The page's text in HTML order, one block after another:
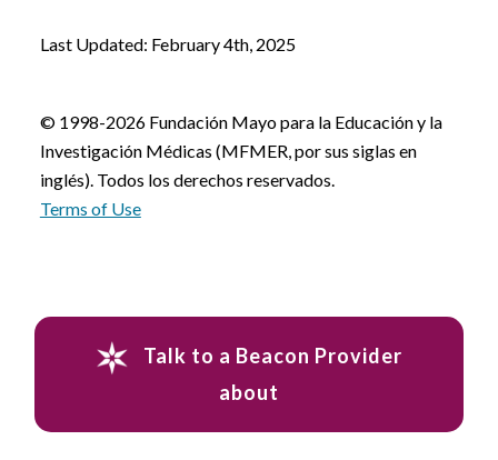
Last Updated: February 4th, 2025
© 1998-2026 Fundación Mayo para la Educación y la
Investigación Médicas (MFMER, por sus siglas en
inglés). Todos los derechos reservados.
Terms of Use
Talk to a Beacon Provider
about